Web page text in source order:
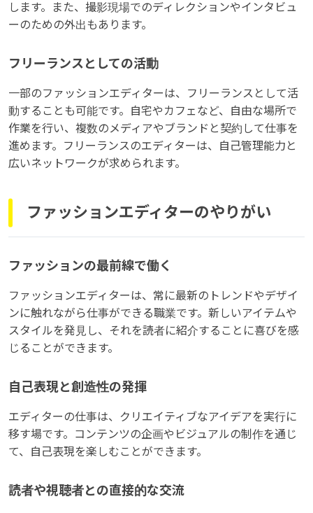
します。また、撮影現場でのディレクションやインタビュ
ーのための外出もあります。
フリーランスとしての活動
一部のファッションエディターは、フリーランスとして活
動することも可能です。自宅やカフェなど、自由な場所で
作業を行い、複数のメディアやブランドと契約して仕事を
進めます。フリーランスのエディターは、自己管理能力と
広いネットワークが求められます。
ファッションエディターのやりがい
ファッションの最前線で働く
ファッションエディターは、常に最新のトレンドやデザイ
ンに触れながら仕事ができる職業です。新しいアイテムや
スタイルを発見し、それを読者に紹介することに喜びを感
じることができます。
自己表現と創造性の発揮
エディターの仕事は、クリエイティブなアイデアを実行に
移す場です。コンテンツの企画やビジュアルの制作を通じ
て、自己表現を楽しむことができます。
読者や視聴者との直接的な交流